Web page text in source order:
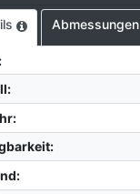
Abmessungen
:
:
:
:
: